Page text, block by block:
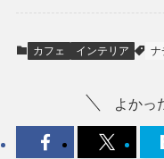
カフェ インテリア ナ
よかっ